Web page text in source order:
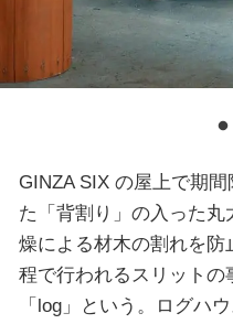
GINZA SIX の屋上で期
た「背割り」の入った
燥による材木の割れを
程で行われるスリット
「log」という。ログハ